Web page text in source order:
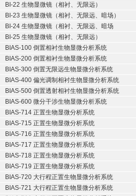
BI-22 生物显微镜（相衬、无限远）
BI-23 生物显微镜（相衬、无限远、暗场）
BI-24 生物显微镜（相衬、无限远、暗场
BI-25 生物显微镜（相衬、无限远）
BIAS-100 倒置相衬生物显微分析系统
BIAS-200 倒置相衬生物显微分析系统
BIAS-300 倒置无限远生物显微分析系统
BIAS-400 偏光调制相衬生物显微分析系统
BIAS-500 倒置透射相衬生物显微分析系统
BIAS-600 微分干涉生物显微分析系统
BIAS-714 正置生物显微分析系统
BIAS-715 正置生物显微分析系统
BIAS-716 正置生物显微分析系统
BIAS-717 正置生物显微分析系统
BIAS-718 正置生物显微分析系统
BIAS-719 正置生物显微分析系统
BIAS-720 大行程正置生物显微分析系统
BIAS-721 大行程正置生物显微分析系统